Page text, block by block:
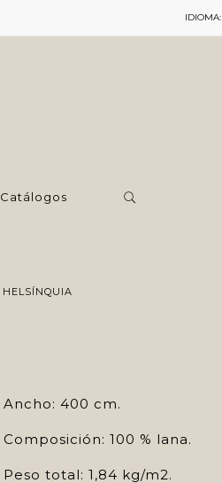
IDIOMA:
Catálogos
HELSÍNQUIA
Ancho: 400 cm.
Composición: 100 % lana.
Peso total: 1,84 kg/m2.